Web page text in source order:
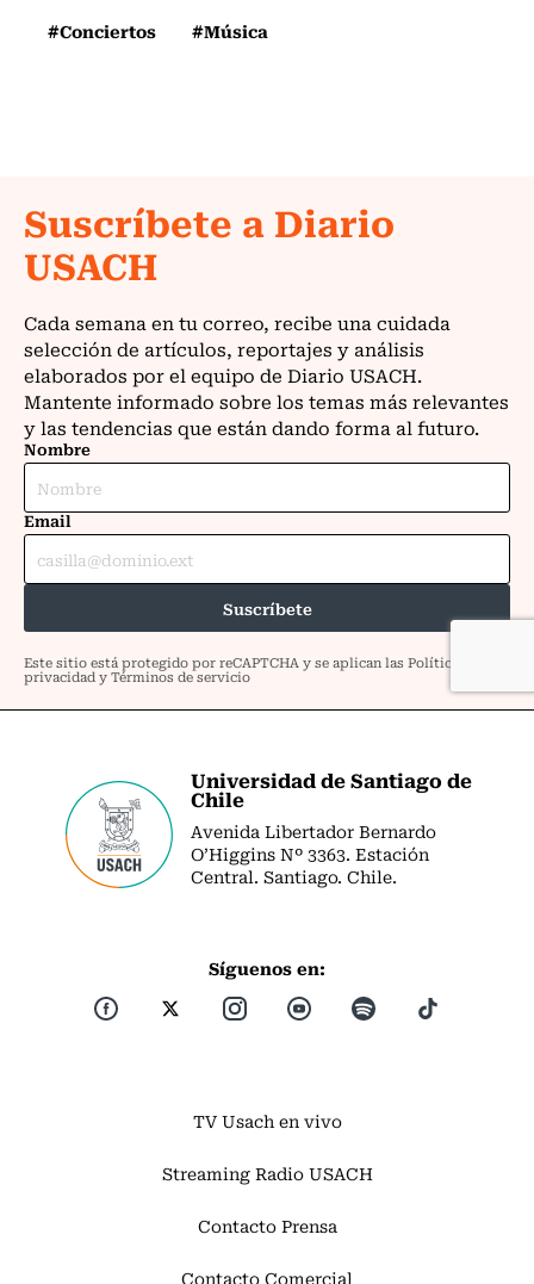
#Conciertos #Música
Universidad de Santiago de
Chile
Avenida Libertador Bernardo
O’Higgins Nº 3363. Estación
Central. Santiago. Chile.
Síguenos en:
TV Usach en vivo
Streaming Radio USACH
Contacto Prensa
Contacto Comercial